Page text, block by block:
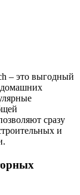
– это выгодный
сразу
и